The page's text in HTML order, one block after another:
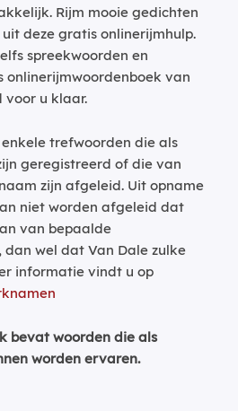
Rijm mooie gedichten
deze gratis onlinerijmhulp.
spreekwoorden en
onlinerijmwoordenboek van
u klaar.
trefwoorden die als
geregistreerd of die van
zijn afgeleid. Uit opname
niet worden afgeleid dat
van bepaalde
dan wel dat Van Dale zulke
informatie vindt u op
bevat woorden die als
worden ervaren.